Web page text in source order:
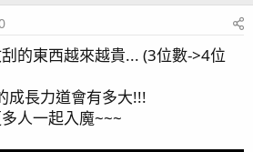
的東西越來越貴... (3位數->4位
成長力道會有多大!!!
人一起入魔~~~